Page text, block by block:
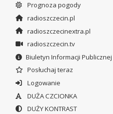
Prognoza pogody
radioszczecin.pl
radioszczecinextra.pl
radioszczecin.tv
Biuletyn Informacji Publicznej
Posłuchaj teraz
Logowanie
DUŻA CZCIONKA
DUŻY KONTRAST